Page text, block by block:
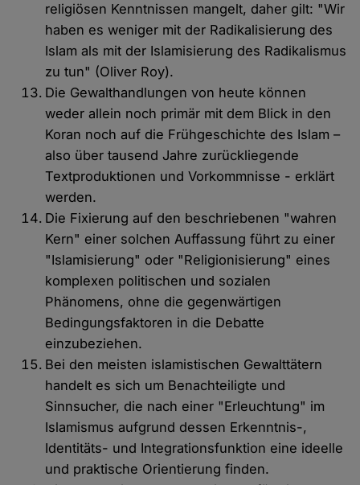
religiösen Kenntnissen mangelt, daher gilt: "Wir
haben es weniger mit der Radikalisierung des
Islam als mit der Islamisierung des Radikalismus
zu tun" (Oliver Roy).
Die Gewalthandlungen von heute können
weder allein noch primär mit dem Blick in den
Koran noch auf die Frühgeschichte des Islam –
also über tausend Jahre zurückliegende
Textproduktionen und Vorkommnisse - erklärt
werden.
Die Fixierung auf den beschriebenen "wahren
Kern" einer solchen Auffassung führt zu einer
"Islamisierung" oder "Religionisierung" eines
komplexen politischen und sozialen
Phänomens, ohne die gegenwärtigen
Bedingungsfaktoren in die Debatte
einzubeziehen.
Bei den meisten islamistischen Gewalttätern
handelt es sich um Benachteiligte und
Sinnsucher, die nach einer "Erleuchtung" im
Islamismus aufgrund dessen Erkenntnis-,
Identitäts- und Integrationsfunktion eine ideelle
und praktische Orientierung finden.